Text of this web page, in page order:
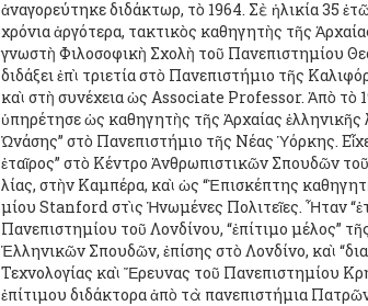
ἀναγορεύτηκε διδάκτωρ, τὸ 1964. Σὲ ἡλικία 35
χρόνια ἀργότερα, τακτικὸς καθηγητὴς τῆς
γνωστὴ Φιλοσοφικὴ Σχολὴ τοῦ Πανεπιστημίου
διδάξει ἐπὶ τριετία στὸ Πανεπιστήμιο τῆς
καὶ στὴ συνέχεια ὡς Associate Professor. Ἀπὸ τὸ
ὑπηρέτησε ὡς καθηγητὴς τῆς Ἀρχαίας ἑλληνικῆς
Ὠνάσης” στὸ Πανεπιστήμιο τῆς Νέας Ὑόρκης.
ἑταῖρος” στὸ Κέντρο Ἀνθρωπιστικῶν Σπουδῶν
λίας, στὴν Καμπέρα, καὶ ὡς “Ἐπισκέπτης
μίου Stanford στὶς Ἡνωμένες Πολιτεῖες. Ἦταν
Πανεπιστημίου τοῦ Λονδίνου, “ἐπίτιμο μέλος”
Ἑλληνικῶν Σπουδῶν, ἐπίσης στὸ Λονδίνο, καὶ
Τεχνολογίας καὶ Ἔρευνας τοῦ Πανεπιστημίου
ἐπίτιμου διδά­κτορα ἀπὸ τὰ πανεπιστήμια